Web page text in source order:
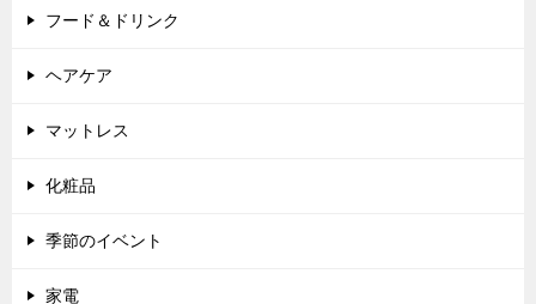
フード＆ドリンク
ヘアケア
マットレス
化粧品
季節のイベント
家電